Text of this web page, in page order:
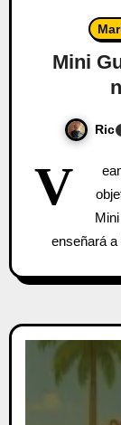
Mini
Ric
V
enseñará